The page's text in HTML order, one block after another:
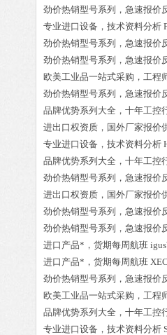
劲价热销型号系列，急速报价
专业进口设备，技术资料分析
劲价热销型号系列，急速报价
劲价热销型号系列，急速报价
欧美工业品一站式采购，工程
劲价热销型号系列，急速报价
品牌优势系列大全，十年工控
进出口权资质，国外厂家报价
专业进口设备，技术资料分析
品牌优势系列大全，十年工控
劲价热销型号系列，急速报价
进出口权资质，国外厂家报价
劲价热销型号系列，急速报价
劲价热销型号系列，急速报价
进口产品*，货期每周航班
进口产品*，货期每周航班
劲价热销型号系列，急速报价
欧美工业品一站式采购，工程
品牌优势系列大全，十年工控
专业进口设备，技术资料分析